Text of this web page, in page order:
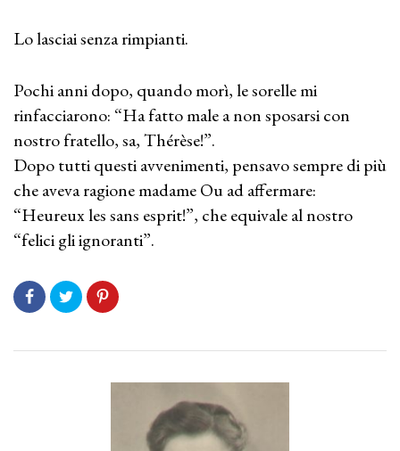
Lo lasciai senza rimpianti.
Pochi anni dopo, quando morì, le sorelle mi
rinfacciarono: “Ha fatto male a non sposarsi con
nostro fratello, sa, Thérèse!”.
Dopo tutti questi avvenimenti, pensavo sempre di più
che aveva ragione madame Ou ad affermare:
“Heureux les sans esprit!”, che equivale al nostro
“felici gli ignoranti”.